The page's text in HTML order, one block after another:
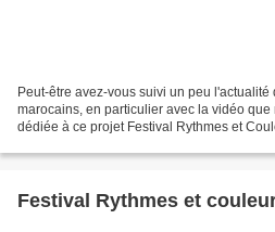
Peut-être avez-vous suivi un peu
marocains, en particulier avec la vidéo
dédiée à ce projet Festival Rythmes et
Festival Rythmes et